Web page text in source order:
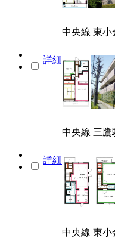
詳細
中央線 東小
詳細
中央線 三鷹
中央線 東小